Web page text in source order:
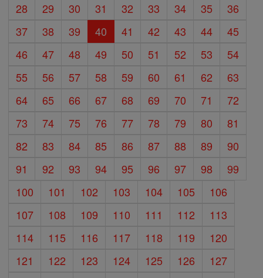
28
29 30 31 32 33 34 35
36
37
38 39 40 41 42 43 44
45
46
47 48 49 50 51 52 53
54
55
56 57 58 59 60 61 62
63
64
65 66 67 68 69 70 71
72
73
74 75 76 77 78 79 80
81
82
83 84 85 86 87 88 89
90
91
92 93 94 95 96 97 98
99
100
101 102 103 104 105
106
107
108 109 110 111 112
113
114
115 116 117 118 119
120
121
122 123 124 125 126
127